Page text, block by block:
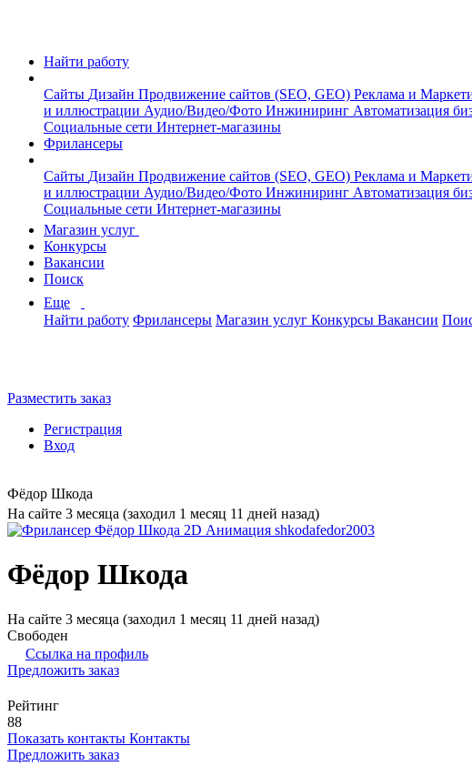
Найти работу
Сайты Дизайн Продвижение сайтов (SEO, GEO) Реклама и
и иллюстрации Аудио/Видео/Фото Инжиниринг Автоматизация
Социальные сети Интернет-магазины
Фрилансеры
Сайты Дизайн Продвижение сайтов (SEO, GEO) Реклама и
и иллюстрации Аудио/Видео/Фото Инжиниринг Автоматизация
Социальные сети Интернет-магазины
Магазин услуг
Конкурсы
Вакансии
Поиск
Еще
Найти работу Фрилансеры Магазин услуг Конкурсы Вакансии
Разместить заказ
Регистрация
Вход
Фёдор Шкода
На сайте 3 месяца (заходил 1 месяц 11 дней назад)
Фёдор Шкода
На сайте 3 месяца (заходил 1 месяц 11 дней назад)
Свободен
Ссылка на профиль
Предложить заказ
Рейтинг
88
Показать контакты Контакты
Предложить заказ